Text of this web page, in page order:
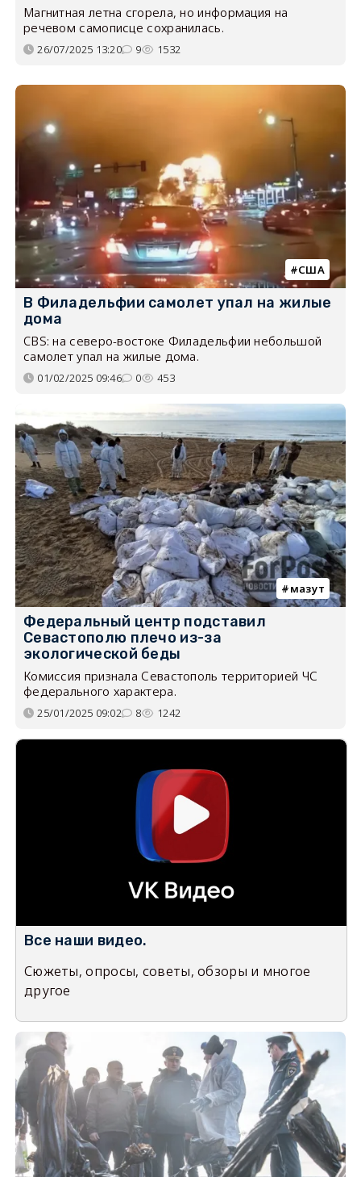
Магнитная летна сгорела, но информация на
речевом самописце сохранилась.
26/07/2025 13:20 9 1532
США
В Филадельфии самолет упал на жилые
дома
CBS: на северо-востоке Филадельфии небольшой
самолет упал на жилые дома.
01/02/2025 09:46 0 453
мазут
Федеральный центр подставил
Севастополю плечо из-за
экологической беды
Комиссия признала Севастополь территорией ЧС
федерального характера.
25/01/2025 09:02 8 1242
Все наши видео.
Сюжеты, опросы, советы, обзоры и многое
другое